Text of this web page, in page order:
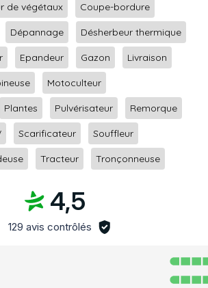
de végétaux Coupe-bordure
Dépannage Désherbeur thermique
Epandeur Gazon Livraison
Motoculteur
Plantes Pulvérisateur Remorque
Scarificateur Souffleur
Tracteur Tronçonneuse
4,5
129 avis contrôlés